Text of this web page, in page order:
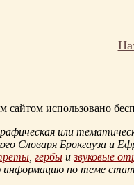
сайтом использовано
или
Словаря Брокгауза и
, гербы и звуковые
информацию по теме